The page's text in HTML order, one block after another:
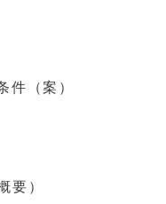
件（案）
要）